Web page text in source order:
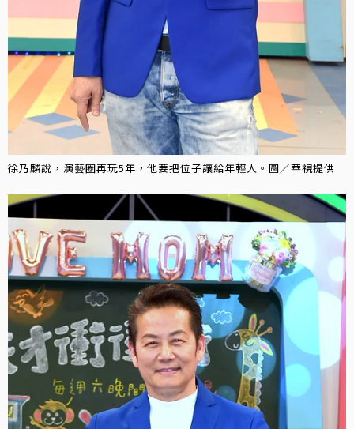
徐乃麟說，演藝圈再玩5年，他要把位子讓給年輕人。圖／華視提供